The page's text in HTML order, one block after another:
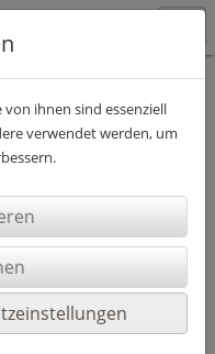
von ihnen sind essenziell
verwendet werden, um